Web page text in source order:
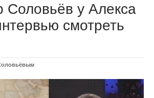
Соловьёв у Алекса
смотреть